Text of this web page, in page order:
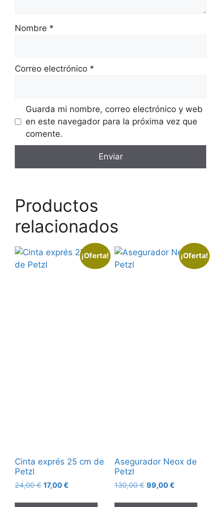
Nombre *
Correo electrónico *
Guarda mi nombre, correo electrónico y web
en este navegador para la próxima vez que
comente.
Productos
relacionados
¡Oferta!
Cinta exprés 25 cm de
Petzl
24,00€ 17,00€
¡Oferta!
Asegurador Neox de
Petzl
130,00€ 99,00€